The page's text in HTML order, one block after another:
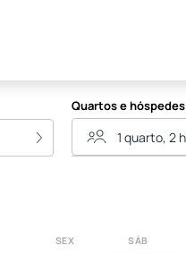
Quartos e hóspedes
SEX SÁB